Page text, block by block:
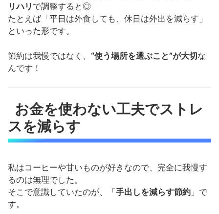
リハリ で調整すると◎
たとえば「平日は外食しても、休日は外出を減らす」
といった形です。
節約は我慢ではなく、 “使う場所を選ぶこと”が大切な
んです！
お金を使わない工夫でストレ
スを減らす
私はコーヒーや甘いものが好きなので、完全に我慢す
るのは無理でした。
そこで意識していたのが、「 手出しを減らす節約 」で
す。